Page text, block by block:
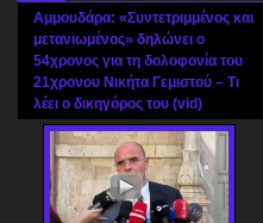
Αμμουδάρα: «Συντετριμμένος και
μετανιωμένος» δηλώνει ο
54χρονος για τη δολοφονία του
21χρονου Νικήτα Γεμιστού – Τι
λέει ο δικηγόρος του (vid)